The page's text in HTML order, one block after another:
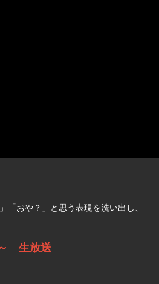
「おや？」と思う表現を洗い出し、
生放送